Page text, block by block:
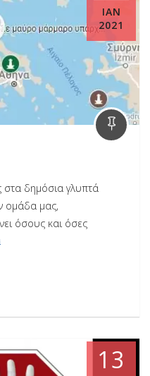
ΙΑΝ
2021
δημόσια γλυπτά
ομάδα μας,
όσους και όσες
13